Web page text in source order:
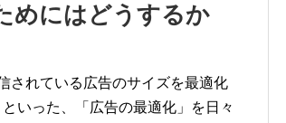
めにはどうするか
されている広告のサイズを最適化
いった、「広告の最適化」を日々